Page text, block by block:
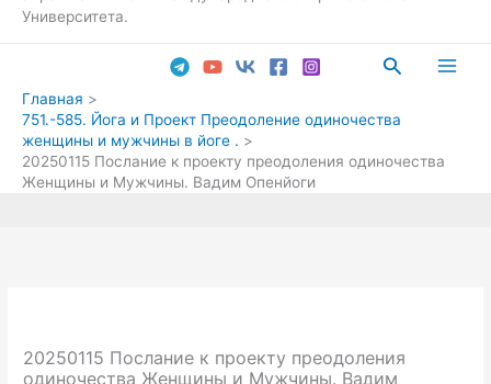
Университета.
Поиск
Главная
751.-585. Йога и Проект Преодоление одиночества
женщины и мужчины в йоге .
20250115 Послание к проекту преодоления одиночества
Женщины и Мужчины. Вадим Опенйоги
20250115 Послание к проекту преодоления
одиночества Женщины и Мужчины. Вадим